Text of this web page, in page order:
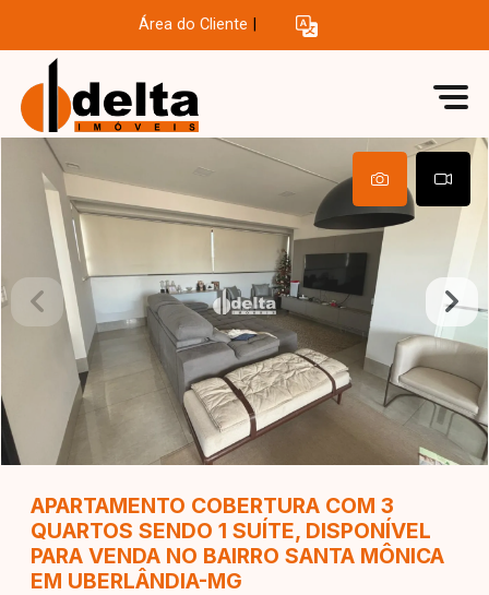
Área do Cliente
APARTAMENTO COBERTURA COM 3
QUARTOS SENDO 1 SUÍTE, DISPONÍVEL
PARA VENDA NO BAIRRO SANTA MÔNICA
EM UBERLÂNDIA-MG